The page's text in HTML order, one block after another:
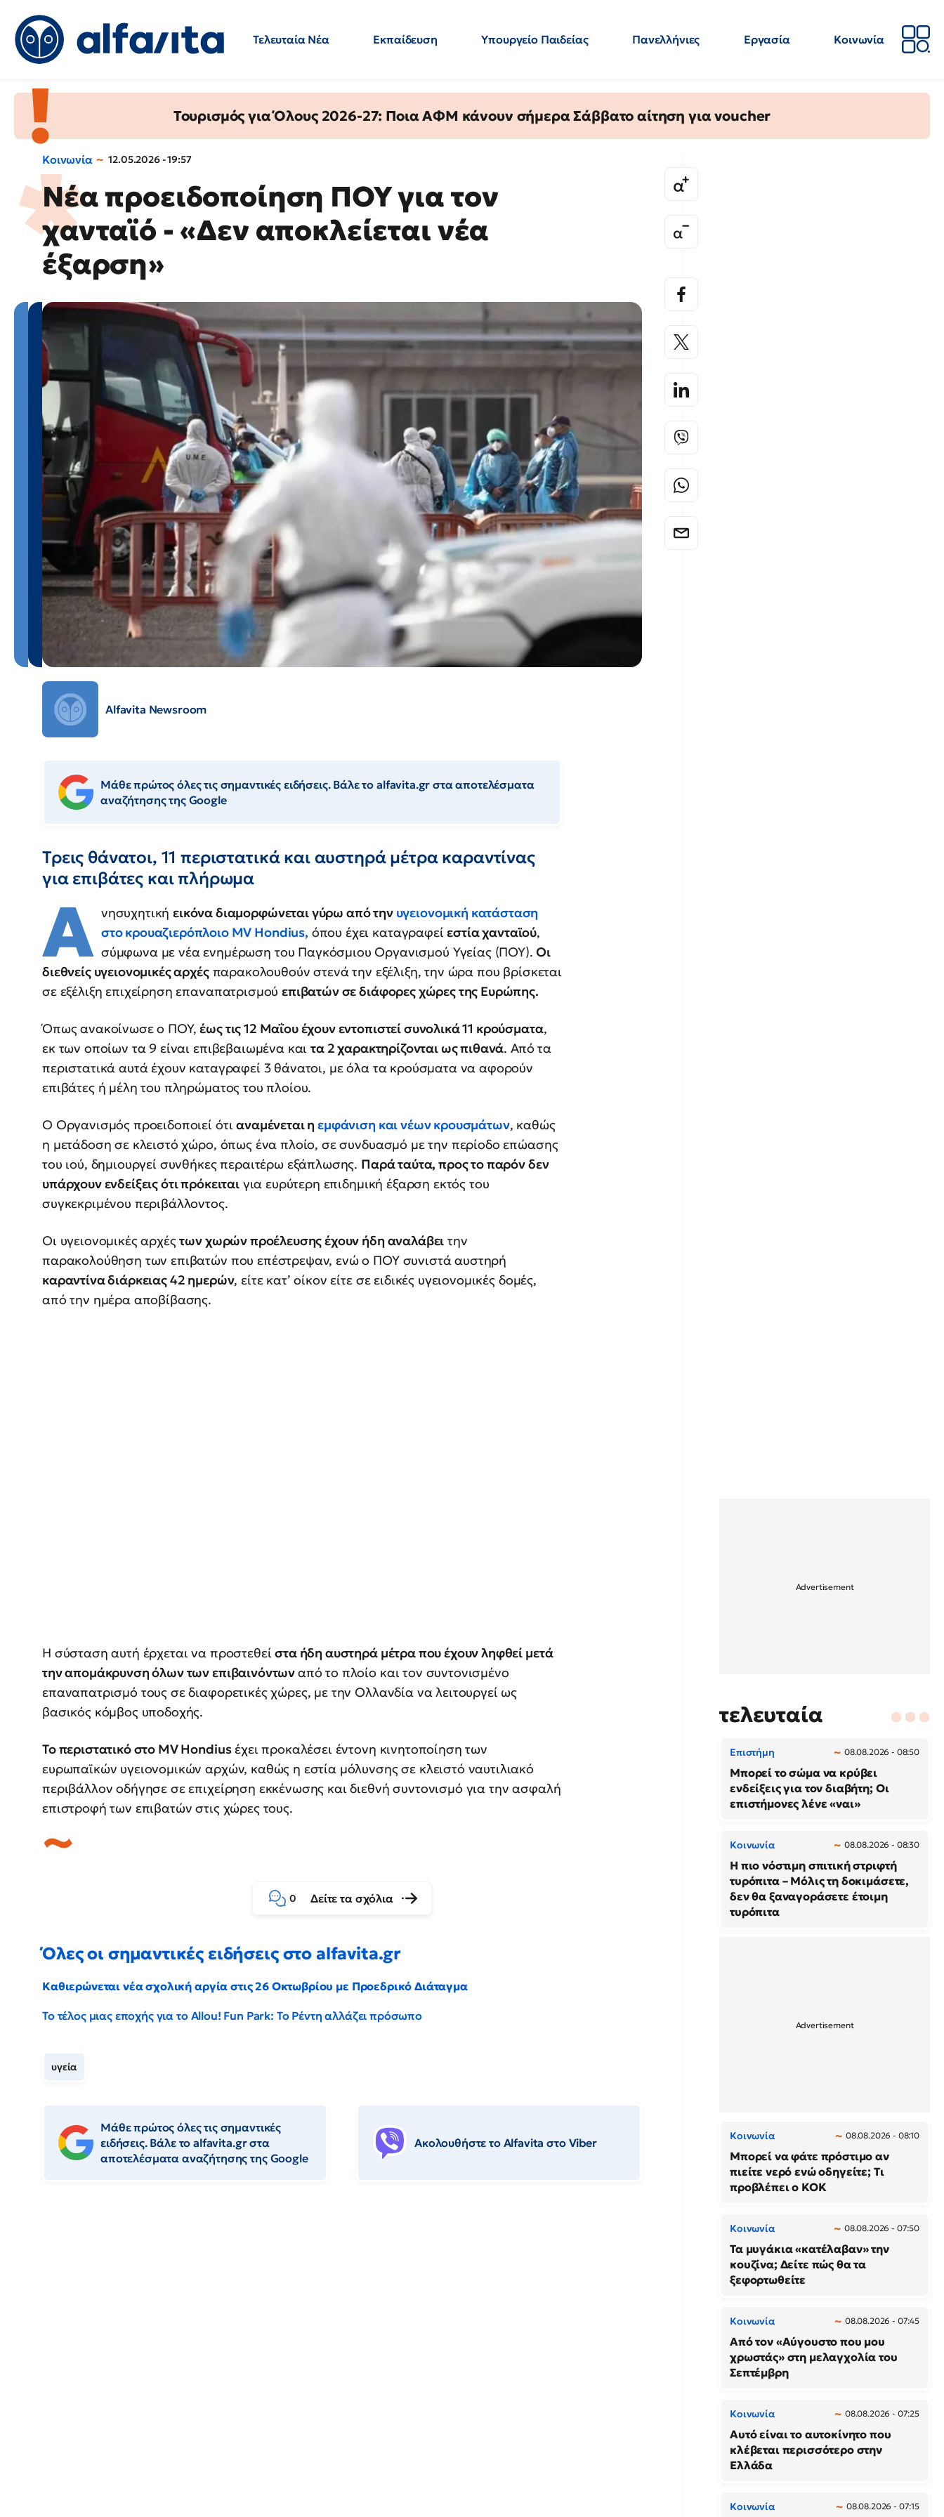
Τελευταία Νέα Εκπαίδευση Υπουργείο Παιδείας Πανελλήνιες Εργασία
Κοινωνία
Τουρισμός για Όλους 2026-27: Ποια ΑΦΜ κάνουν σήμερα Σάββατο αίτηση για voucher
Κοινωνία 12.05.2026 - 19:57
Νέα προειδοποίηση ΠΟΥ για τον
χανταϊό - «Δεν αποκλείεται νέα
έξαρση»
Alfavita Newsroom
Μάθε πρώτος όλες τις σημαντικές ειδήσεις. Βάλε το alfavita.gr στα αποτελέσματα
αναζήτησης της Google
Τρεις θάνατοι, 11 περιστατικά και αυστηρά μέτρα καραντίνας
για επιβάτες και πλήρωμα
Α νησυχητικήεικόνα διαμορφώνεται γύρω από την υγειονομική κατάσταση
στο κρουαζιερόπλοιο MV Hondius, όπου έχει καταγραφείεστία χανταϊού,
σύμφωνα με νέα ενημέρωση του Παγκόσμιου Οργανισμού Υγείας (ΠΟΥ).Οι
διεθνείς υγειονομικές αρχέςπαρακολουθούν στενά την εξέλιξη, την ώρα που βρίσκεται
σε εξέλιξη επιχείρηση επαναπατρισμούεπιβατών σε διάφορες χώρες της Ευρώπης.
Όπως ανακοίνωσε ο ΠΟΥ,έως τις 12 Μαΐου έχουν εντοπιστεί συνολικά 11 κρούσματα,
εκ των οποίων τα 9 είναι επιβεβαιωμένα καιτα 2 χαρακτηρίζονται ως πιθανά. Από τα
περιστατικά αυτά έχουν καταγραφεί 3 θάνατοι, με όλα τα κρούσματα να αφορούν
επιβάτες ή μέλη του πληρώματος του πλοίου.
Ο Οργανισμός προειδοποιεί ότιαναμένεται ηεμφάνιση και νέων κρουσμάτων, καθώς
η μετάδοση σε κλειστό χώρο, όπως ένα πλοίο, σε συνδυασμό με την περίοδο επώασης
του ιού, δημιουργεί συνθήκες περαιτέρω εξάπλωσης. Παρά ταύτα, προς το παρόν δεν
υπάρχουν ενδείξεις ότι πρόκειταιγια ευρύτερη επιδημική έξαρση εκτός του
συγκεκριμένου περιβάλλοντος.
Οι υγειονομικές αρχέςτων χωρών προέλευσης έχουν ήδη αναλάβει την
παρακολούθηση των επιβατών που επέστρεψαν, ενώ ο ΠΟΥ συνιστά αυστηρή
καραντίνα διάρκειας 42 ημερών, είτε κατ’ οίκον είτε σε ειδικές υγειονομικές δομές,
από την ημέρα αποβίβασης.
Η σύσταση αυτή έρχεται να προστεθείστα ήδη αυστηρά μέτρα που έχουν ληφθεί μετά
την απομάκρυνση όλων των επιβαινόντωναπό το πλοίο και τον συντονισμένο
επαναπατρισμό τους σε διαφορετικές χώρες, με την Ολλανδία να λειτουργεί ως
βασικός κόμβος υποδοχής.
Το περιστατικό στο MVHondiusέχει προκαλέσει έντονη κινητοποίηση των
ευρωπαϊκών υγειονομικών αρχών, καθώς η εστία μόλυνσης σε κλειστό ναυτιλιακό
περιβάλλον οδήγησε σε επιχείρηση εκκένωσης και διεθνή συντονισμό για την ασφαλή
επιστροφή των επιβατών στις χώρες τους.
0 Δείτε τα σχόλια
Όλες οι σημαντικές ειδήσεις στο alfavita.gr
Καθιερώνεται νέα σχολική αργία στις 26 Οκτωβρίου με Προεδρικό Διάταγμα
Το τέλος μιας εποχής για το Allou! Fun Park: Το Ρέντη αλλάζει πρόσωπο
υγεία
Μάθε πρώτος όλες τις σημαντικές
ειδήσεις. Βάλε το alfavita.gr στα
αποτελέσματα αναζήτησης της Google
Ακολουθήστε το Αlfavita στο Viber
τελευταία
Επιστήμη 08.08.2026 - 08:50
Μπορεί το σώμα να κρύβει
ενδείξεις για τον διαβήτη; Οι
επιστήμονες λένε «ναι»
Κοινωνία 08.08.2026 - 08:30
Η πιο νόστιμη σπιτική στριφτή
τυρόπιτα – Μόλις τη δοκιμάσετε,
δεν θα ξαναγοράσετε έτοιμη
τυρόπιτα
Κοινωνία 08.08.2026 - 08:10
Μπορεί να φάτε πρόστιμο αν
πιείτε νερό ενώ οδηγείτε; Τι
προβλέπει ο ΚΟΚ
Κοινωνία 08.08.2026 - 07:50
Τα μυγάκια «κατέλαβαν» την
κουζίνα; Δείτε πώς θα τα
ξεφορτωθείτε
Κοινωνία 08.08.2026 - 07:45
Από τον «Αύγουστο που μου
χρωστάς» στη μελαγχολία του
Σεπτέμβρη
Κοινωνία 08.08.2026 - 07:25
Αυτό είναι το αυτοκίνητο που
κλέβεται περισσότερο στην
Ελλάδα
Κοινωνία 08.08.2026 - 07:15